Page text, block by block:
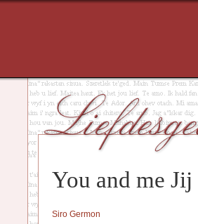
You and me
Siro Germon